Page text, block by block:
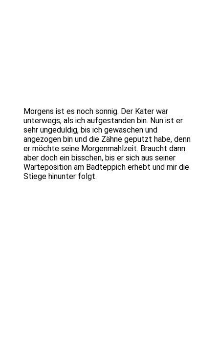
Morgens ist es noch sonnig. Der Kater war
unterwegs, als ich aufgestanden bin. Nun ist er
sehr ungeduldig, bis ich gewaschen und
angezogen bin und die Zähne geputzt habe, denn
er möchte seine Morgenmahlzeit. Braucht dann
aber doch ein bisschen, bis er sich aus seiner
Warteposition am Badteppich erhebt und mir die
Stiege hinunter folgt.